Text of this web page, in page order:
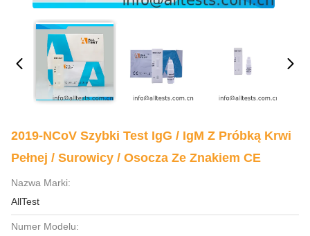
2019-NCoV Szybki Test IgG / IgM Z Próbką Krwi
Pełnej / Surowicy / Osocza Ze Znakiem CE
Nazwa Marki:
AllTest
Numer Modelu: